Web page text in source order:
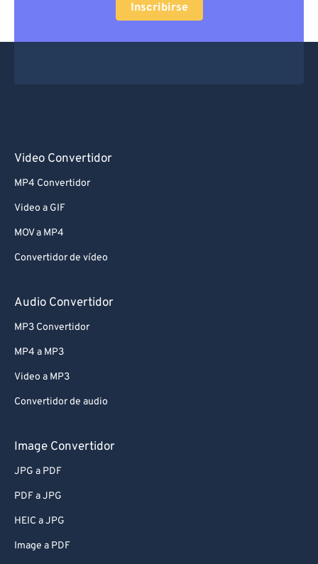
Inscribirse
Video Convertidor
MP4 Convertidor
Video a GIF
MOV a MP4
Convertidor de vídeo
Audio Convertidor
MP3 Convertidor
MP4 a MP3
Video a MP3
Convertidor de audio
Image Convertidor
JPG a PDF
PDF a JPG
HEIC a JPG
Image a PDF